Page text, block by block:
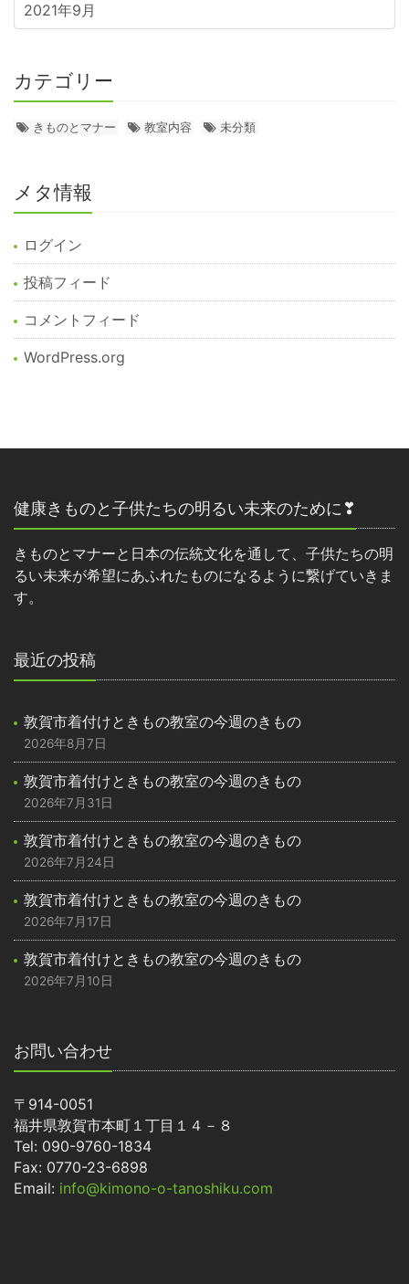
2021年9月
カテゴリー
きものとマナー 教室内容 未分類
メタ情報
ログイン
投稿フィード
コメントフィード
WordPress.org
健康きものと子供たちの明るい未来のために❣
きものとマナーと日本の伝統文化を通して、子供たちの明
るい未来が希望にあふれたものになるように繋げていきま
す。
最近の投稿
敦賀市着付けときもの教室の今週のきもの
2026年8月7日
敦賀市着付けときもの教室の今週のきもの
2026年7月31日
敦賀市着付けときもの教室の今週のきもの
2026年7月24日
敦賀市着付けときもの教室の今週のきもの
2026年7月17日
敦賀市着付けときもの教室の今週のきもの
2026年7月10日
お問い合わせ
〒914-0051
福井県敦賀市本町１丁目１４－８
Tel: 090-9760-1834
Fax: 0770-23-6898
Email: info@kimono-o-tanoshiku.com